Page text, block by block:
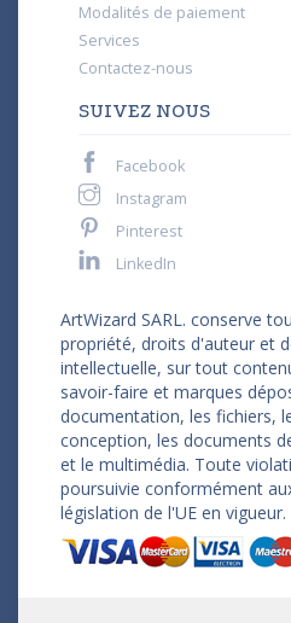
Modalités de paiement
Services
Contactez-nous
SUIVEZ NOUS
Facebook
Instagram
Pinterest
LinkedIn
ArtWizard SARL. conserve
propriété, droits d'auteur et
intellectuelle, sur tout
savoir-faire et marques
documentation, les fichiers,
conception, les documents
et le multimédia. Toute
poursuivie conformément
législation de l'UE en vigueur.